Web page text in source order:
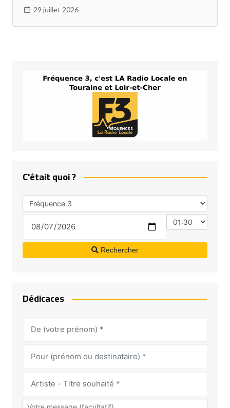
29 juillet 2026
C'était quoi ?
Rechercher
Dédicaces